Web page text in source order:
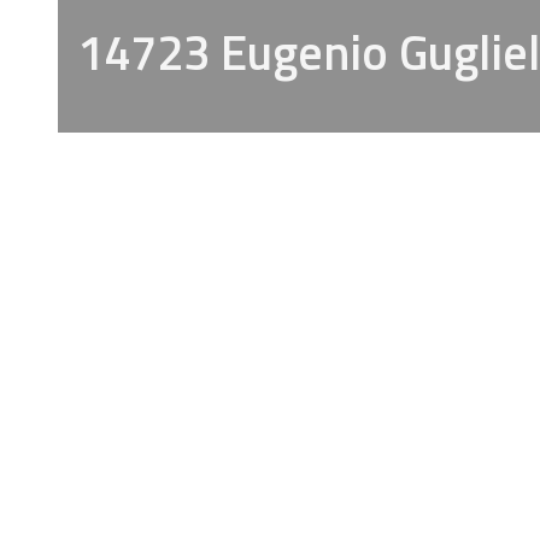
14723 Eugenio